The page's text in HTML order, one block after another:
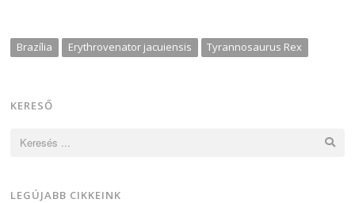
Brazília Erythrovenator jacuiensis Tyrannosaurus Rex
KERESŐ
LEGÚJABB CIKKEINK